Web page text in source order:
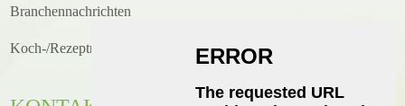
Branchennachrichten
Koch-/Rezeptneuigkeiten